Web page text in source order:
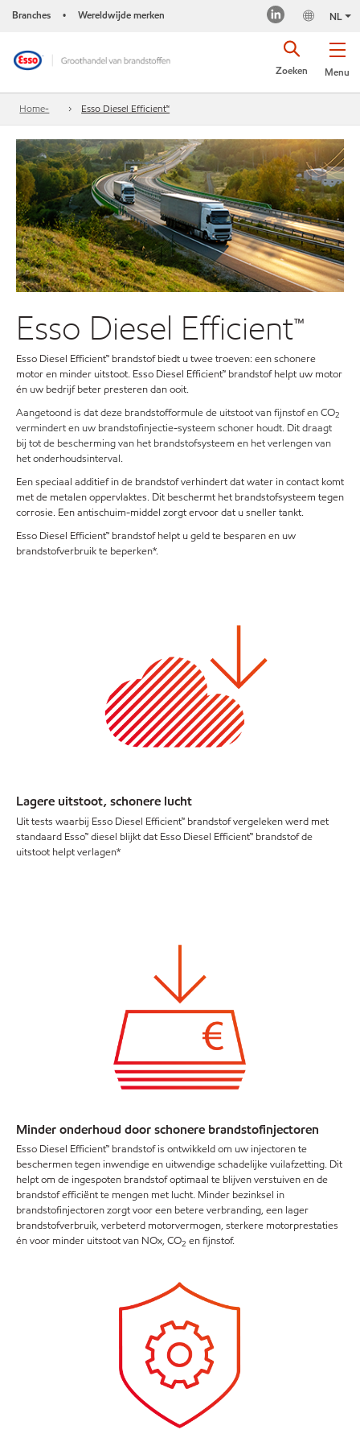
Branches • Wereldwijde merken NL
Menu
Zoeken
Home- Esso Diesel Efficient™
Esso Diesel Efficient™
Esso Diesel Efficient™ brandstof biedt u twee troeven: een schonere
motor en minder uitstoot. Esso Diesel Efficient™ brandstof helpt uw motor
én uw bedrijf beter presteren dan ooit.
Aangetoond is dat deze brandstofformule de uitstoot van fijnstof en CO2
vermindert en uw brandstofinjectie-systeem schoner houdt. Dit draagt
bij tot de bescherming van het brandstofsysteem en het verlengen van
het onderhoudsinterval.
Een speciaal additief in de brandstof verhindert dat water in contact komt
met de metalen oppervlaktes. Dit beschermt het brandstofsysteem tegen
corrosie. Een antischuim-middel zorgt ervoor dat u sneller tankt.
Esso Diesel Efficient™ brandstof helpt u geld te besparen en uw
brandstofverbruik te beperken*.
Lagere uitstoot, schonere lucht
Uit tests waarbij Esso Diesel Efficient™ brandstof vergeleken werd met
standaard Esso™ diesel blijkt dat Esso Diesel Efficient™ brandstof de
uitstoot helpt verlagen*
Minder onderhoud door schonere brandstofinjectoren
Esso Diesel Efficient™ brandstof is ontwikkeld om uw injectoren te
beschermen tegen inwendige en uitwendige schadelijke vuilafzetting. Dit
helpt om de ingespoten brandstof optimaal te blijven verstuiven en de
brandstof efficiënt te mengen met lucht. Minder bezinksel in
brandstofinjectoren zorgt voor een betere verbranding, een lager
brandstofverbruik, verbeterd motorvermogen, sterkere motorprestaties
én voor minder uitstoot van NOx, CO2 en fijnstof.